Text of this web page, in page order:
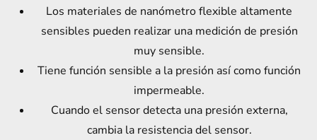
Los materiales de nanómetro flexible altamente
sensibles pueden realizar una medición de presión
muy sensible.
Tiene función sensible a la presión así como función
impermeable.
Cuando el sensor detecta una presión externa,
cambia la resistencia del sensor.